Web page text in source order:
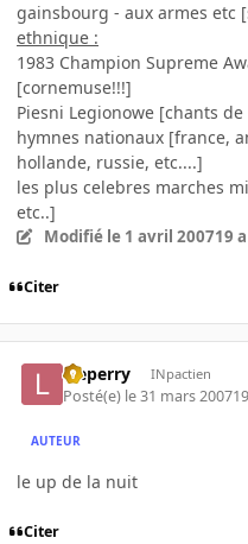
gainsbourg - aux armes etc
ethnique :
1983 Champion Supreme
[cornemuse!!!]
Piesni Legionowe [chants
hymnes nationaux [france,
hollande, russie, etc....]
les plus celebres marches
etc..]
Modifié le 1 avril 200719 a
Citer
leeperry INpactien
Posté(e) le 31 mars 2007
AUTEUR
le up de la nuit
Citer